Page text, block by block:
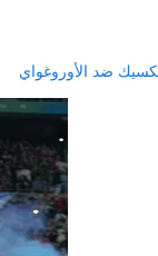
ضد الأوروغواي